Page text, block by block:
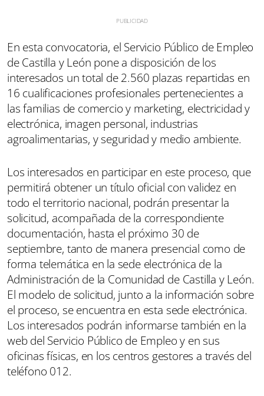
En esta convocatoria, el Servicio Público de Empleo
de Castilla y León pone a disposición de los
interesados un total de 2.560 plazas repartidas en
16 cualificaciones profesionales pertenecientes a
las familias de comercio y marketing, electricidad y
electrónica, imagen personal, industrias
agroalimentarias, y seguridad y medio ambiente.
Los interesados en participar en este proceso, que
permitirá obtener un título oficial con validez en
todo el territorio nacional, podrán presentar la
solicitud, acompañada de la correspondiente
documentación, hasta el próximo 30 de
septiembre, tanto de manera presencial como de
forma telemática en la sede electrónica de la
Administración de la Comunidad de Castilla y León.
El modelo de solicitud, junto a la información sobre
el proceso, se encuentra en esta sede electrónica.
Los interesados podrán informarse también en la
web del Servicio Público de Empleo y en sus
oficinas físicas, en los centros gestores a través del
teléfono 012.